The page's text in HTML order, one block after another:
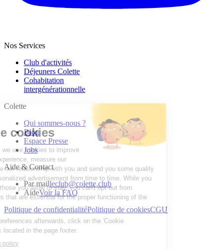
Nos Services
Club d'activités
Déjeuners Colette
Cohabitation
intergénération­nelle
Colette
Qui sommes-nous ?
Blog
Espace Presse
Jobs
Aide & Contact
Par mailleclub@colette.club
AideVoir la FAQ
Politique de confidentialitéPolitique de cookiesCGU